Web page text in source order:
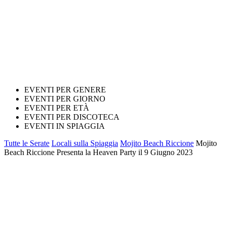
EVENTI PER GENERE
EVENTI PER GIORNO
EVENTI PER ETÀ
EVENTI PER DISCOTECA
EVENTI IN SPIAGGIA
Tutte le Serate Locali sulla Spiaggia Mojito Beach Riccione Mojito
Beach Riccione Presenta la Heaven Party il 9 Giugno 2023